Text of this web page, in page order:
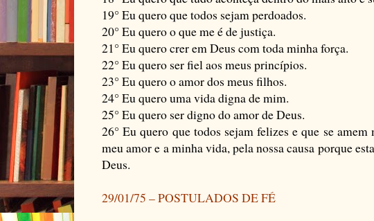
19° Eu quero que todos sejam perdoados.
20° Eu quero o que me é de justiça.
21° Eu quero crer em Deus com toda minha força.
22° Eu quero ser fiel aos meus princípios.
23° Eu quero o amor dos meus filhos.
24° Eu quero uma vida digna de mim.
25° Eu quero ser digno do amor de Deus.
26° Eu quero que todos sejam felizes e que se
meu amor e a minha vida, pela nossa causa porque
Deus.
29/01/75 – POSTULADOS DE FÉ